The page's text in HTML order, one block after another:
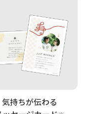
気持ちが伝わる